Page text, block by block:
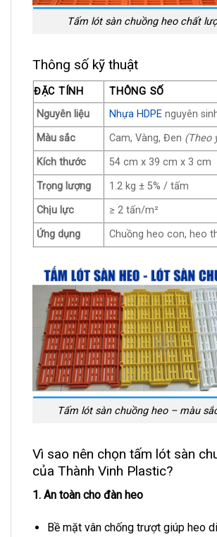
Tấm lót sàn chuồng heo chất
Thông số kỹ thuật
ĐẶC TÍNH
THÔNG SỐ
Nguyên liệu
Nhựa HDPE nguyên
Màu sắc
Cam, Vàng, Đen (Theo
Kích thước
54 cm x 39 cm x 3 cm
Trọng lượng
1.2 kg ± 5% / tấm
Chịu lực
≥ 2 tấn/m²
Ứng dụng
Chuồng heo con, heo
Tấm lót sàn chuồng heo – màu
Vì sao nên chọn tấm lót sàn
của Thành Vinh Plastic?
1. An toàn cho đàn heo
Bề mặt vân chống trượt giúp heo